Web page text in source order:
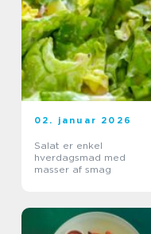
02. januar 2026
Salat er enkel
hverdagsmad med
masser af smag